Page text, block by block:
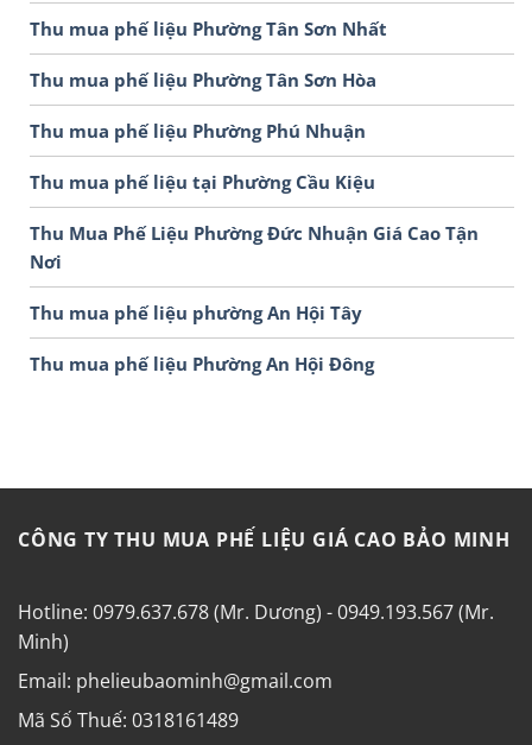
Thu mua phế liệu Phường Tân Sơn Nhất
Thu mua phế liệu Phường Tân Sơn Hòa
Thu mua phế liệu Phường Phú Nhuận
Thu mua phế liệu tại Phường Cầu Kiệu
Thu Mua Phế Liệu Phường Đức Nhuận Giá Cao Tận
Nơi
Thu mua phế liệu phường An Hội Tây
Thu mua phế liệu Phường An Hội Đông
CÔNG TY THU MUA PHẾ LIỆU GIÁ CAO BẢO MINH
Hotline: 0979.637.678 (Mr. Dương) - 0949.193.567 (Mr.
Minh)
Email: phelieubaominh@gmail.com
Mã Số Thuế: 0318161489